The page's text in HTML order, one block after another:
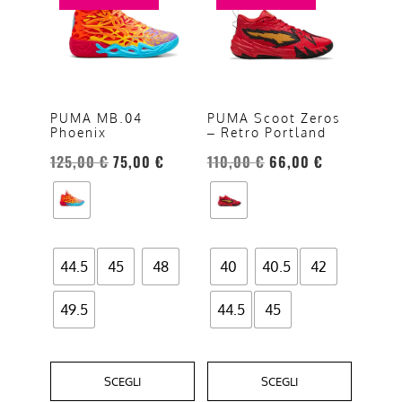
PUMA MB.04
Phoenix
125,00€ 75,00 €
44.5 45 48
49.5
SCEGLI
varianti.
opzioni
possono
essere
scelte
nella
del
prodotto
PUMA Scoot Zeros
– Retro Portland
110,00€ 66,00 €
40 40.5 42
44.5 45
SCEGLI
varianti.
opzioni
possono
essere
scelte
nella
del
prodotto